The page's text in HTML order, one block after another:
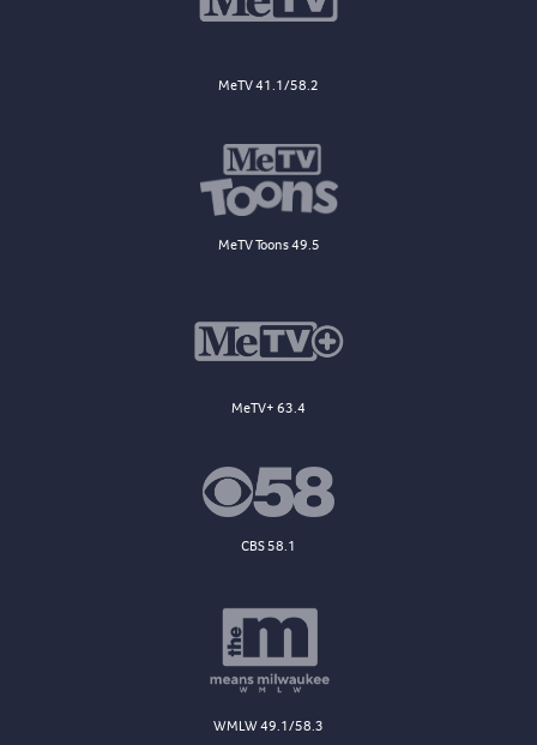
MeTV 41.1/58.2
MeTV Toons 49.5
MeTV+ 63.4
CBS 58.1
WMLW 49.1/58.3